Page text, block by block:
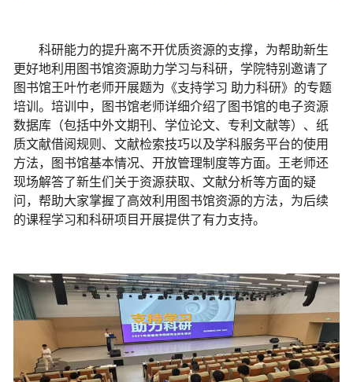
科研能力的提升离不开优质资源的支撑，为帮助新生
更好地利用图书馆资源助力学习与科研，学院特别邀请了
图书馆王叶竹老师开展题为《支持学习 助力科研》的专题
培训。培训中，图书馆老师详细介绍了图书馆的电子资源
数据库（包括中外文期刊、学位论文、专利文献等）、纸
质文献借阅规则、文献检索技巧以及学科服务平台的使用
方法，图书馆基本情况、开放管理制度等方面。王老师还
现场解答了新生们关于资源获取、文献分析等方面的疑
问，帮助大家掌握了高效利用图书馆资源的方法，为后续
的课程学习和科研项目开展提供了有力支持。